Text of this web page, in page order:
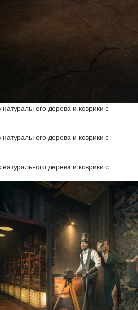
дерева и коврики с
дерева и коврики с
дерева и коврики с